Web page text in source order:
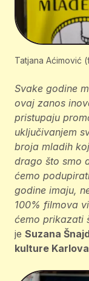
Tatjana Aćimović
Svake godine
ovaj zanos
pristupaju
uključivanjem
broja mladih
drago što smo
ćemo
godine imaju,
100% filmova
ćemo prikazati
je Suzana
kulture